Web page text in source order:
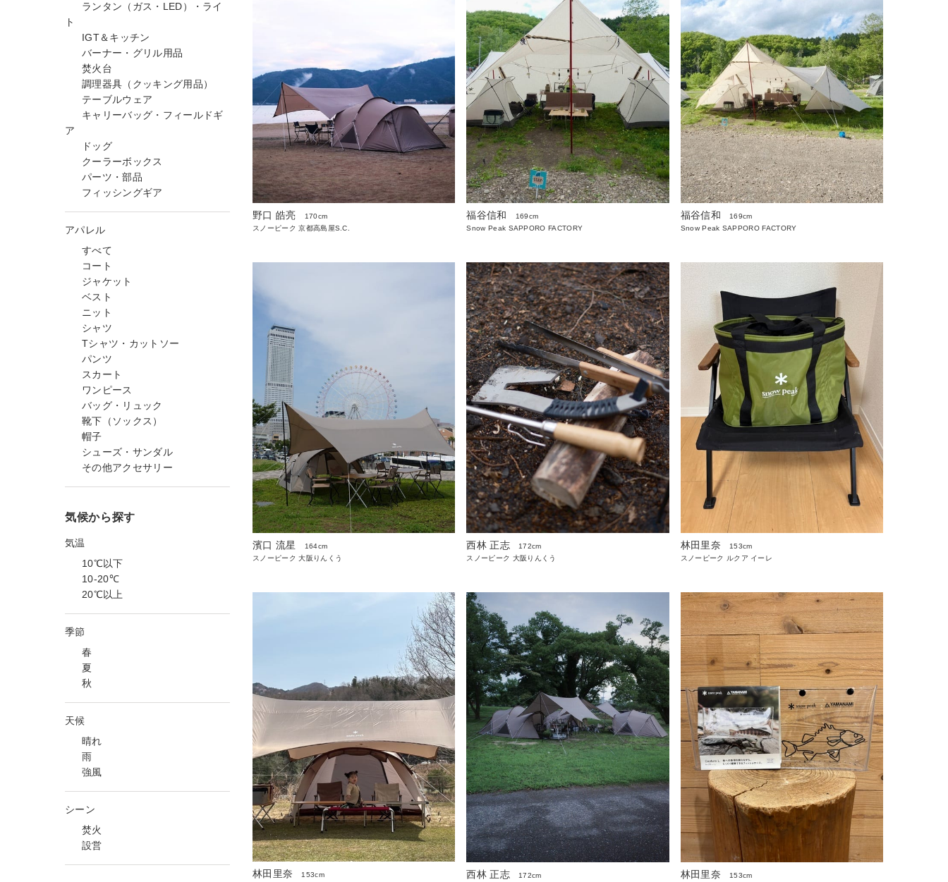
ランタン（ガス・LED）・ライ
ト
IGT＆キッチン
バーナー・グリル用品
焚火台
調理器具（クッキング用品）
テーブルウェア
キャリーバッグ・フィールドギ
ア
ドッグ
クーラーボックス
パーツ・部品
フィッシングギア
アパレル
すべて
コート
ジャケット
ベスト
ニット
シャツ
Tシャツ・カットソー
パンツ
スカート
ワンピース
バッグ・リュック
靴下（ソックス）
帽子
シューズ・サンダル
その他アクセサリー
気候から探す
気温
10℃以下
10-20℃
20℃以上
季節
春
夏
秋
天候
晴れ
雨
強風
シーン
焚火
設営
野口 皓亮
170cm
スノーピーク 京都高島屋S.C.
福谷信和
169cm
Snow Peak SAPPORO FACTORY
福谷信和
169cm
Snow Peak SAPPORO FACTORY
濱口 流星
164cm
スノーピーク 大阪りんくう
西林 正志
172cm
スノーピーク 大阪りんくう
林田里奈
153cm
スノーピーク ルクア イーレ
林田里奈
153cm
西林 正志
172cm
林田里奈
153cm